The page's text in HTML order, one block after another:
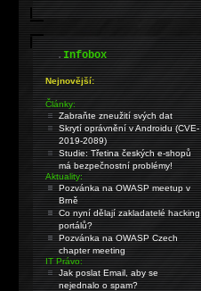
.Infobox
Nejnovější:
Články:
Zabraňte zneužití svých dat
Skrytí oprávnění v Androidu (CVE-
2019-2089)
Studie: Třetina českých e-shopů
má bezpečnostní problémy!
Aktuality:
Pozvánka na OWASP meetup v
Brně
Co nyní dělají zakladatelé hacking
portálů?
Pozvánka na OWASP Czech
chapter meeting
IT Právo:
Jak poslat Email, aby se
nejednalo o spam?